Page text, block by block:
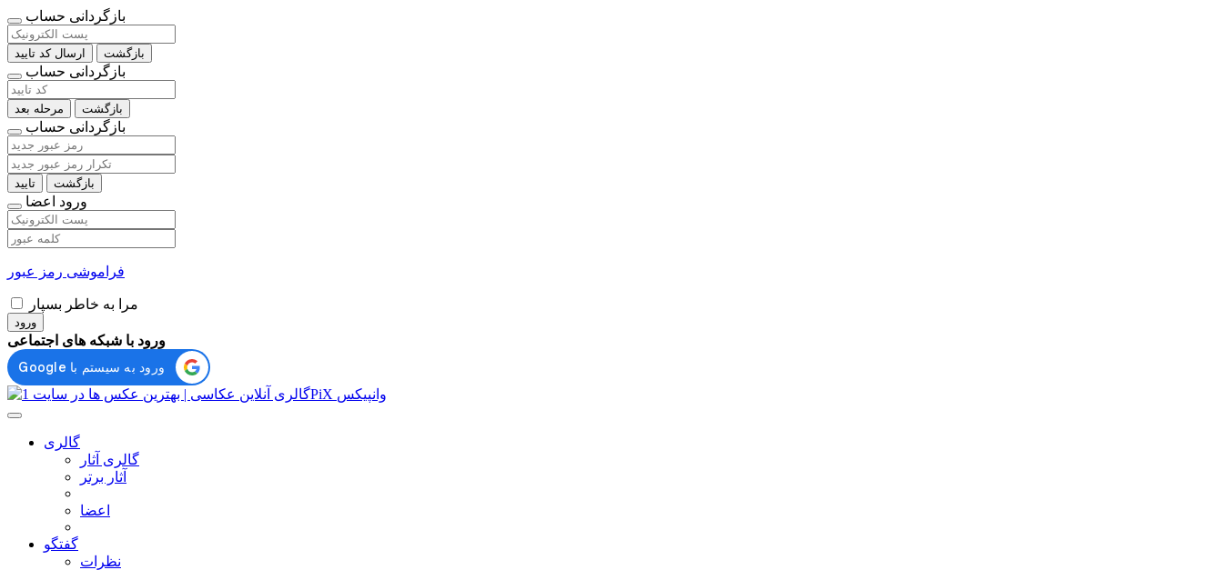
بازگردانی حساب
ارسال کد تایید بازگشت
بازگردانی حساب
مرحله بعد بازگشت
بازگردانی حساب
تایید بازگشت
ورود اعضا
فراموشی رمز عبور
مرا به خاطر بسپار
ورود
ورود با شبکه های اجتماعی
گالری
گالری آثار
آثار برتر
اعضا
گفتگو
نظرات